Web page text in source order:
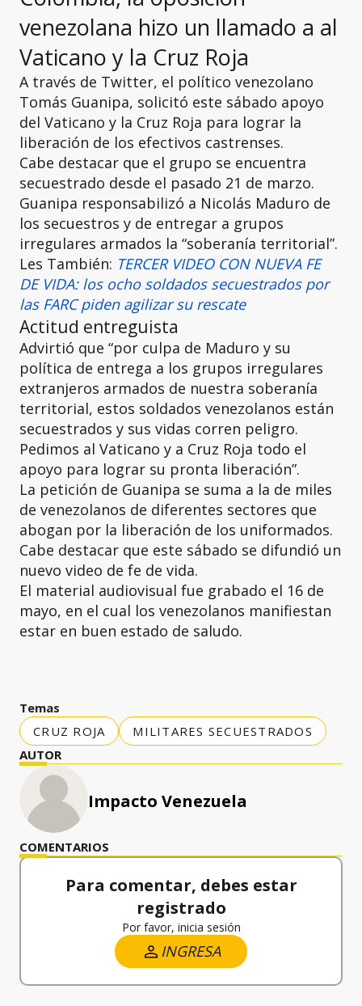
venezolana hizo un llamado a al
Vaticano y la Cruz Roja
A través de Twitter, el político venezolano
Tomás Guanipa, solicitó este sábado apoyo
del Vaticano y la Cruz Roja para lograr la
liberación de los efectivos castrenses.
Cabe destacar que el grupo se encuentra
secuestrado desde el pasado 21 de marzo.
Guanipa responsabilizó a Nicolás Maduro de
los secuestros y de entregar a grupos
irregulares armados la “soberanía territorial”.
Les También: TERCER VIDEO CON NUEVA FE
DE VIDA: los ocho soldados secuestrados por
las FARC piden agilizar su rescate
Actitud entreguista
Advirtió que “por culpa de Maduro y su
política de entrega a los grupos irregulares
extranjeros armados de nuestra soberanía
territorial, estos soldados venezolanos están
secuestrados y sus vidas corren peligro.
Pedimos al Vaticano y a Cruz Roja todo el
apoyo para lograr su pronta liberación”.
La petición de Guanipa se suma a la de miles
de venezolanos de diferentes sectores que
abogan por la liberación de los uniformados.
Cabe destacar que este sábado se difundió un
nuevo video de fe de vida.
El material audiovisual fue grabado el 16 de
mayo, en el cual los venezolanos manifiestan
estar en buen estado de saludo.
Temas
CRUZ ROJA
MILITARES SECUESTRADOS
AUTOR
Impacto Venezuela
COMENTARIOS
Para comentar, debes estar
registrado
Por favor, inicia sesión
INGRESA